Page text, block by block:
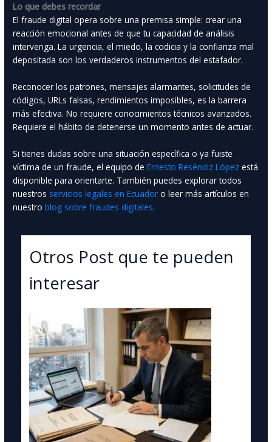
Lo que debes recordar
El fraude digital opera sobre una premisa simple: crear una
reacción emocional antes de que tu capacidad de análisis
intervenga. La urgencia, el miedo, la codicia y la confianza mal
depositada son los verdaderos instrumentos del estafador.
Reconocer los patrones, mensajes alarmantes, solicitudes de
códigos, URLs falsas, rendimientos imposibles, es la barrera
más efectiva. No requiere conocimientos técnicos avanzados.
Requiere el hábito de detenerse un momento antes de actuar.
Si tienes dudas sobre una situación específica o ya fuiste
víctima de un fraude, el equipo deErnesto Reséndiz López está
disponible para orientarte. También puedes explorar todos
nuestros servicios legales en Ecuador o leer más artículos en
nuestroblog sobre fraudes digitales.
Otros Post que te pueden
interesar